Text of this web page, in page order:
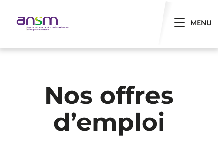
Toggle
MENU
Nos offres
d’emploi